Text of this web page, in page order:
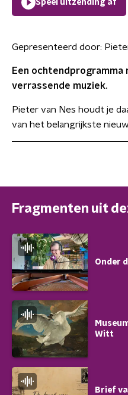
Speel uitzending af
Gepresenteerd door:
Een ochtendprogramma
verrassende muziek.
Pieter van Nes houdt je
van het belangrijkste
Fragmenten uit
Onder
Witt
Brief